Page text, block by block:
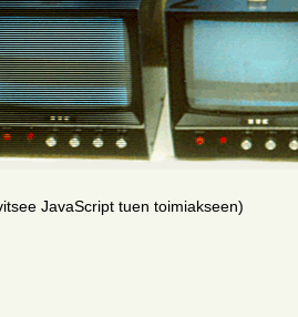
JavaScript tuen toimiakseen)